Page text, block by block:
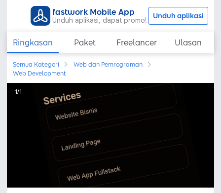
fastwork Mobile App
Unduh aplikasi, dapat promo! Unduh aplikasi
Ringkasan Paket Freelancer Ulasan
Semua Kategori
Web dan Pemrograman
Web Development
1/1